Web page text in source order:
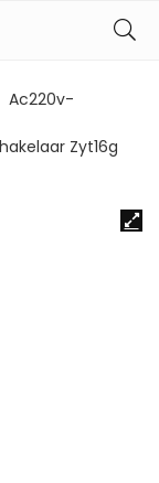
Ac220v-
Zyt16g